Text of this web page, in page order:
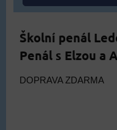
Školní penál
Penál s Elzou a
DOPRAVA ZDARMA